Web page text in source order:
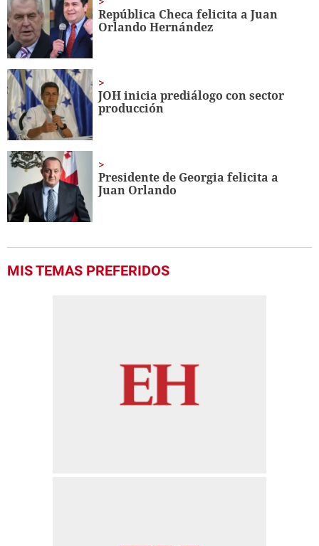
República Checa felicita a Juan
Orlando Hernández
JOH inicia prediálogo con sector
producción
Presidente de Georgia felicita a
Juan Orlando
MIS TEMAS PREFERIDOS